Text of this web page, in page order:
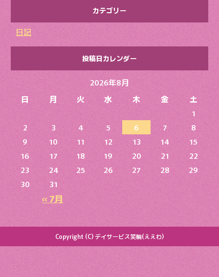
カテゴリー
日記
投稿日カレンダー
2026年8月
日
月 火 水 木 金 土
« 7月
1
2
3 4 5 6 7
8
9
10 11 12 13 14
15
16
17 18 19 20 21
22
23
24 25 26 27 28
29
30
31
Copyright (C) デイサービス笑輪(ええわ)